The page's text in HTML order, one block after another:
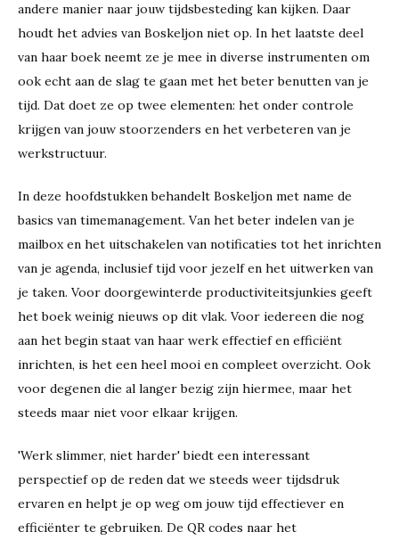
andere manier naar jouw tijdsbesteding kan kijken. Daar
houdt het advies van Boskeljon niet op. In het laatste deel
van haar boek neemt ze je mee in diverse instrumenten om
ook echt aan de slag te gaan met het beter benutten van je
tijd. Dat doet ze op twee elementen: het onder controle
krijgen van jouw stoorzenders en het verbeteren van je
werkstructuur.
In deze hoofdstukken behandelt Boskeljon met name de
basics van timemanagement. Van het beter indelen van je
mailbox en het uitschakelen van notificaties tot het inrichten
van je agenda, inclusief tijd voor jezelf en het uitwerken van
je taken. Voor doorgewinterde productiviteitsjunkies geeft
het boek weinig nieuws op dit vlak. Voor iedereen die nog
aan het begin staat van haar werk effectief en efficiënt
inrichten, is het een heel mooi en compleet overzicht. Ook
voor degenen die al langer bezig zijn hiermee, maar het
steeds maar niet voor elkaar krijgen.
'Werk slimmer, niet harder' biedt een interessant
perspectief op de reden dat we steeds weer tijdsdruk
ervaren en helpt je op weg om jouw tijd effectiever en
efficiënter te gebruiken. De QR codes naar het